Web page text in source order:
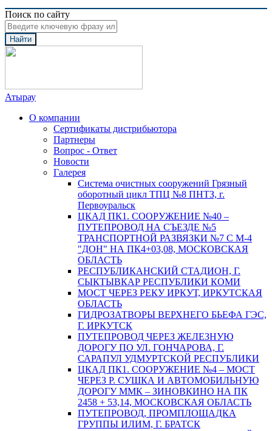
Поиск по сайту
Найти
Атырау
О компании
Сертификаты дистрибьютора
Партнеры
Вопрос - Ответ
Новости
Галерея
Система очистных сооружений Грязный
оборотный цикл ТПЦ №8 ПНТЗ, г.
Первоуральск
ЦКАД ПК1. СООРУЖЕНИЕ №40 –
ПУТЕПРОВОД НА СЪЕЗДЕ №5
ТРАНСПОРТНОЙ РАЗВЯЗКИ №7 С М-4
"ДОН" НА ПК4+03,08, МОСКОВСКАЯ
ОБЛАСТЬ
РЕСПУБЛИКАНСКИЙ СТАДИОН, Г.
СЫКТЫВКАР РЕСПУБЛИКИ КОМИ
МОСТ ЧЕРЕЗ РЕКУ ИРКУТ, ИРКУТСКАЯ
ОБЛАСТЬ
ГИДРОЗАТВОРЫ ВЕРХНЕГО БЬЕФА ГЭС,
Г. ИРКУТСК
ПУТЕПРОВОД ЧЕРЕЗ ЖЕЛЕЗНУЮ
ДОРОГУ ПО УЛ. ГОНЧАРОВА, Г.
САРАПУЛ УДМУРТСКОЙ РЕСПУБЛИКИ
ЦКАД ПК1. СООРУЖЕНИЕ №4 – МОСТ
ЧЕРЕЗ Р. СУШКА И АВТОМОБИЛЬНУЮ
ДОРОГУ ММК – ЗИНОВКИНО НА ПК
2458 + 53,14, МОСКОВСКАЯ ОБЛАСТЬ
ПУТЕПРОВОД, ПРОМПЛОЩАДКА
ГРУППЫ ИЛИМ, Г. БРАТСК